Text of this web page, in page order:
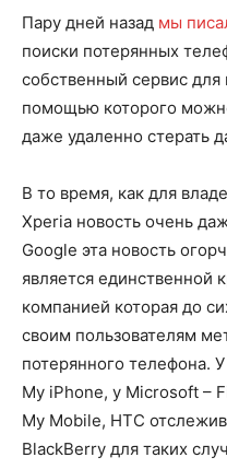
Пару дней назад мы
поиски потерянных
собственный сервис
помощью которого
даже удаленно стерать
В то время, как для
Xperia новость очень
Google эта новость
является единственной
компанией которая до
своим пользователям
потерянного телефона.
My iPhone, у Microsoft –
My Mobile, HTC
BlackBerry для таких